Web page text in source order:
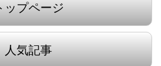
ップページ
人気記事